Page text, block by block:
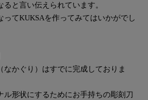
と言い伝えられています。
てKUKSAを作ってみてはいかがでし
かぐり）はすでに完成しておりま
ル形状にするためにお手持ちの彫刻刀